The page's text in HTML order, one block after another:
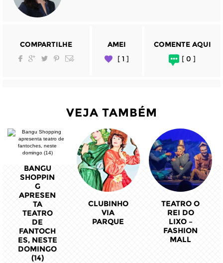
COMPARTILHE
AMEI
[ 1 ]
COMENTE AQUI
[ 0 ]
VEJA TAMBÉM
BANGU
SHOPPIN
G
APRESEN
TA
TEATRO
DE
FANTOCH
ES, NESTE
DOMINGO
(14)
CLUBINHO
VIA
PARQUE
TEATRO O
REI DO
LIXO –
FASHION
MALL